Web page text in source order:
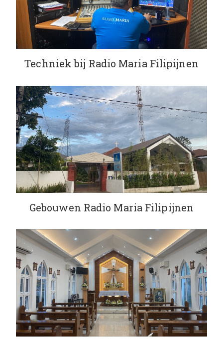
Techniek bij Radio Maria Filipijnen
Gebouwen Radio Maria Filipijnen